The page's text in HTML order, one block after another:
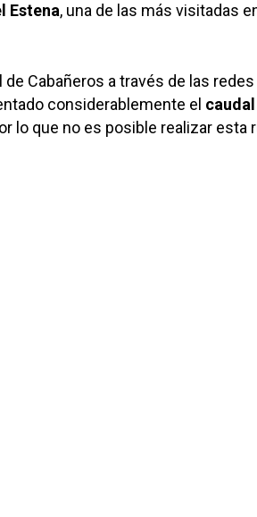
Estena, una de las más visitadas
Cabañeros a través de las redes
considerablemente el caudal
lo que no es posible realizar esta